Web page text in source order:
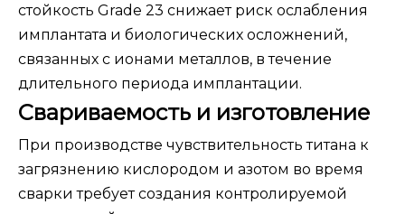
стойкость Grade 23 снижает риск ослабления
имплантата и биологических осложнений,
связанных с ионами металлов, в течение
длительного периода имплантации.
Свариваемость и изготовление
При производстве чувствительность титана к
загрязнению кислородом и азотом во время
сварки требует создания контролируемой